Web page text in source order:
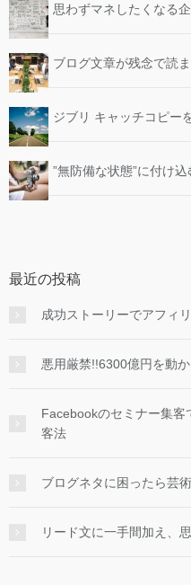
思わずマネしたくなる
ブログ文章が残念で読
ジブリ キャッチコピー
”無防備な状態”に付け
最近の投稿
成功ストーリーでアフィ
悪用厳禁!!6300億円を動
Facebookのセミナー集客
客法
ブログネタに困ったら芸
リード文に一手間加え、